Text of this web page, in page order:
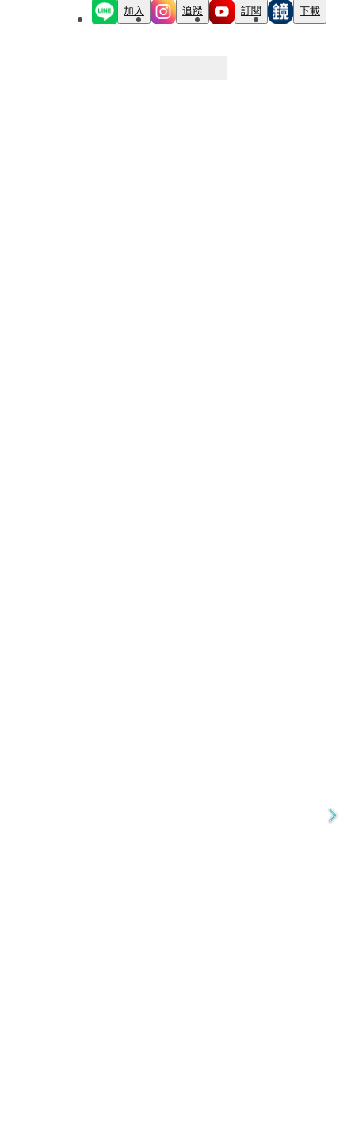
加入 追蹤 訂閱 下載